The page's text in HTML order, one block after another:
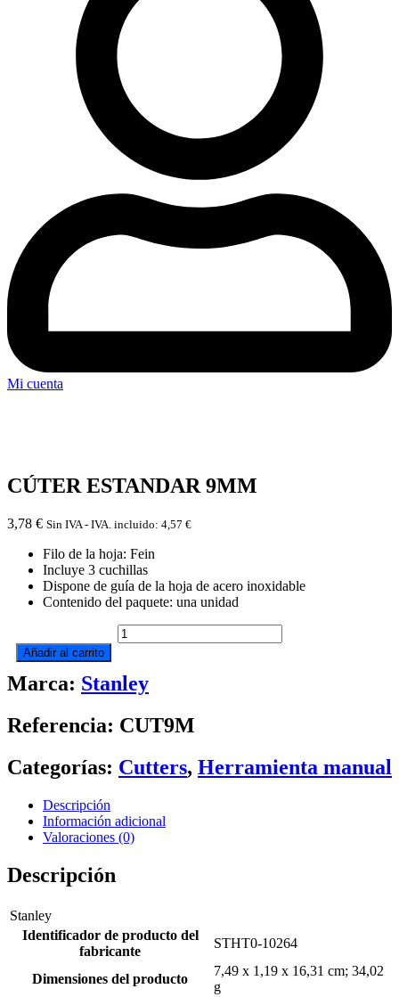
Mi cuenta
CÚTER ESTANDAR 9MM
3,78 € Sin IVA - IVA. incluido: 4,57 €
Filo de la hoja: Fein
Incluye 3 cuchillas
Dispone de guía de la hoja de acero inoxidable
Contenido del paquete: una unidad
CÚTER
ESTANDAR
cantidad
Añadir al carrito
Marca: Stanley
Referencia: CUT9M
Categorías: Cutters, Herramienta manual
Descripción
Información adicional
Valoraciones (0)
Descripción
Stanley
Identificador de producto del
fabricante
‎STHT0-10264
Dimensiones del producto
‎7,49 x 1,19 x 16,31 cm; 34,02
g